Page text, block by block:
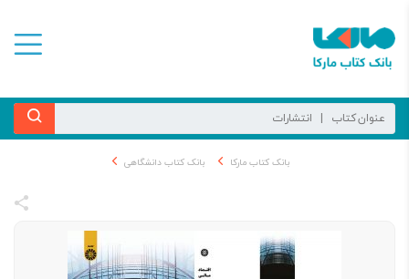
بانک کتاب مارکا بانک کتاب دانشگاهی